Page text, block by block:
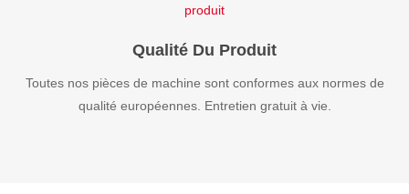
Qualité Du Produit
Toutes nos pièces de machine sont conformes aux normes de
qualité européennes. Entretien gratuit à vie.